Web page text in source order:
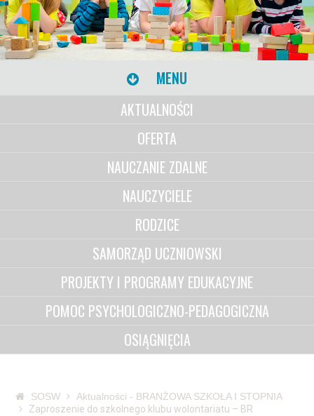
MENU
AKTUALNOŚCI
OFERTA
NAUCZANIE ZDALNE
NAUCZYCIELE
RODZICE
SAMORZĄD UCZNIOWSKI
PROJEKTY I PROGRAMY EDUKACYJNE
POMOC PSYCHOLOGICZNO-PEDAGOGICZNA
OSIĄGNIĘCIA
SOSW
Aktualności - BRANŻOWA SZKOŁA I STOPNIA
Zaproszenie do szkolnego klubu wolontariatu – BR